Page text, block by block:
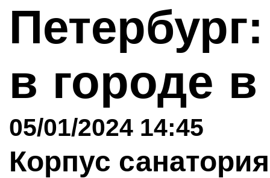
в городе
05/01/2024 14:45
Корпус